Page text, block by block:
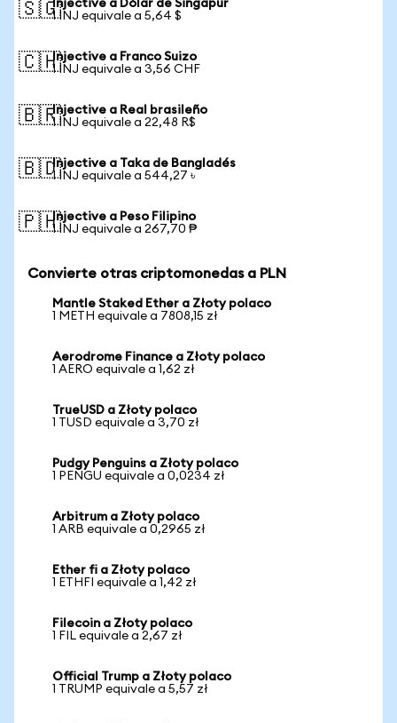
🇸🇬Injective a Dólar de Singapur
1 INJ equivale a 5,64 $
🇨🇭Injective a Franco Suizo
1 INJ equivale a 3,56 CHF
🇧🇷Injective a Real brasileño
1 INJ equivale a 22,48 R$
🇧🇩Injective a Taka de Bangladés
1 INJ equivale a 544,27 ৳
🇵🇭Injective a Peso Filipino
1 INJ equivale a 267,70 ₱
Convierte otras criptomonedas a PLN
Mantle Staked Ether a Złoty polaco
1 METH equivale a 7808,15 zł
Aerodrome Finance a Złoty polaco
1 AERO equivale a 1,62 zł
TrueUSD a Złoty polaco
1 TUSD equivale a 3,70 zł
Pudgy Penguins a Złoty polaco
1 PENGU equivale a 0,0234 zł
Arbitrum a Złoty polaco
1 ARB equivale a 0,2965 zł
Ether fi a Złoty polaco
1 ETHFI equivale a 1,42 zł
Filecoin a Złoty polaco
1 FIL equivale a 2,67 zł
Official Trump a Złoty polaco
1 TRUMP equivale a 5,57 zł